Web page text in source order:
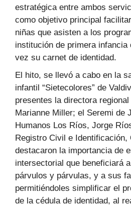
estratégica entre ambos
como objetivo principal
niñas que asisten a los
institución de primera infancia
vez su carnet de identidad.
El hito, se llevó a cabo en la
infantil “Sietecolores” de
presentes la directora
Marianne Miller; el Seremi de
Humanos Los Ríos, Jorge
Registro Civil e Identificación,
destacaron la importancia de
intersectorial que beneficiará
párvulos y párvulas, y a sus
permitiéndoles simplificar el
de la cédula de identidad, al